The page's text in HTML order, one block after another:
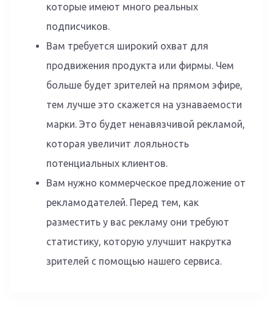
которые имеют много реальных
подписчиков.
Вам требуется широкий охват для
продвижения продукта или фирмы. Чем
больше будет зрителей на прямом эфире,
тем лучше это скажется на узнаваемости
марки. Это будет ненавязчивой рекламой,
которая увеличит лояльность
потенциальных клиентов.
Вам нужно коммерческое предложение от
рекламодателей. Перед тем, как
разместить у вас рекламу они требуют
статистику, которую улучшит накрутка
зрителей с помощью нашего сервиса.